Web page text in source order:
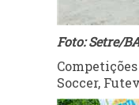
Foto: Setre/
Soccer,